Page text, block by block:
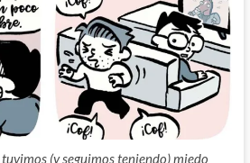
(y seguimos teniendo) miedo